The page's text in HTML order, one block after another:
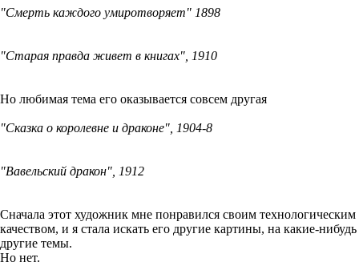
"Смерть каждого умиротворяет" 1898
"Старая правда живет в книгах", 1910
Но любимая тема его оказывается совсем другая
"Сказка о королевне и драконе", 1904-8
"Вавельский дракон", 1912
Сначала этот художник мне понравился своим технологическим
качеством, и я стала искать его другие картины, на какие-нибудь
другие темы.
Но нет.